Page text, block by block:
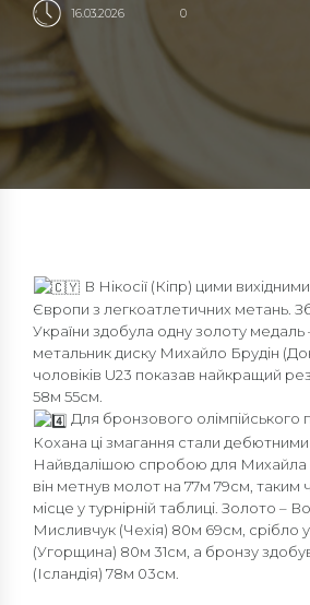
16.03.2026 0
В Нікосії (Кіпр) цими
Європи з легкоатлетичних метань.
України здобула одну золоту медаль
метальник диску Михайло Брудін
чоловіків U23 показав найкращий
58м 55см.
Для бронзового
Кохана ці змагання стали дебютними
Найвдалішою спробою для Михайла
він метнув молот на 77м 79см, таким
місце у турнірній таблиці. Золото –
Мисливчук (Чехія) 80м 69см, срібло
(Угорщина) 80м 31см, а бронзу
(Ісландія) 78м 03см.